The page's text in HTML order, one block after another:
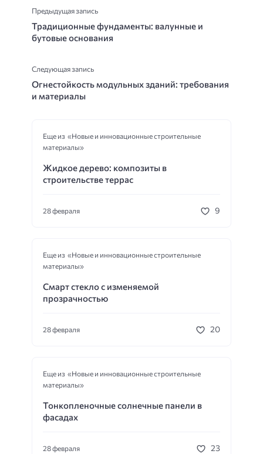
Предыдущая запись
Традиционные фундаменты: валунные и
бутовые основания
Следующая запись
Огнестойкость модульных зданий: требования
и материалы
Еще из «Новые и инновационные строительные
материалы»
Жидкое дерево: композиты в
строительстве террас
28 февраля 9
Еще из «Новые и инновационные строительные
материалы»
Смарт стекло с изменяемой
прозрачностью
28 февраля 20
Еще из «Новые и инновационные строительные
материалы»
Тонкопленочные солнечные панели в
фасадах
28 февраля 23